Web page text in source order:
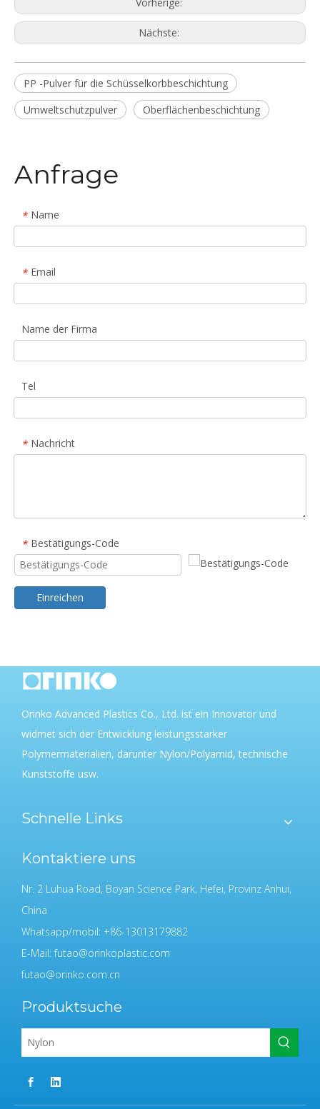
Nächste:
PP -Pulver für die Schüsselkorbbeschichtung
Umweltschutzpulver
Oberflächenbeschichtung
Anfrage
* Name
* Email
Name der Firma
Tel
* Nachricht
* Bestätigungs-Code
Einreichen
Orinko Advanced Plastics Co., Ltd. ist ein Innovator und
widmet sich der Entwicklung leistungsstarker
Polymermaterialien, darunter Nylon/Polyamid, technische
Kunststoffe usw.
Schnelle Links
Kontaktiere uns
Nr. 2 Luhua Road, Boyan Science Park, Hefei, Provinz Anhui,
China
Whatsapp/mobil: +86-13013179882
E-Mail:futao@orinkoplastic.com
futao@orinko.com.cn
Produktsuche